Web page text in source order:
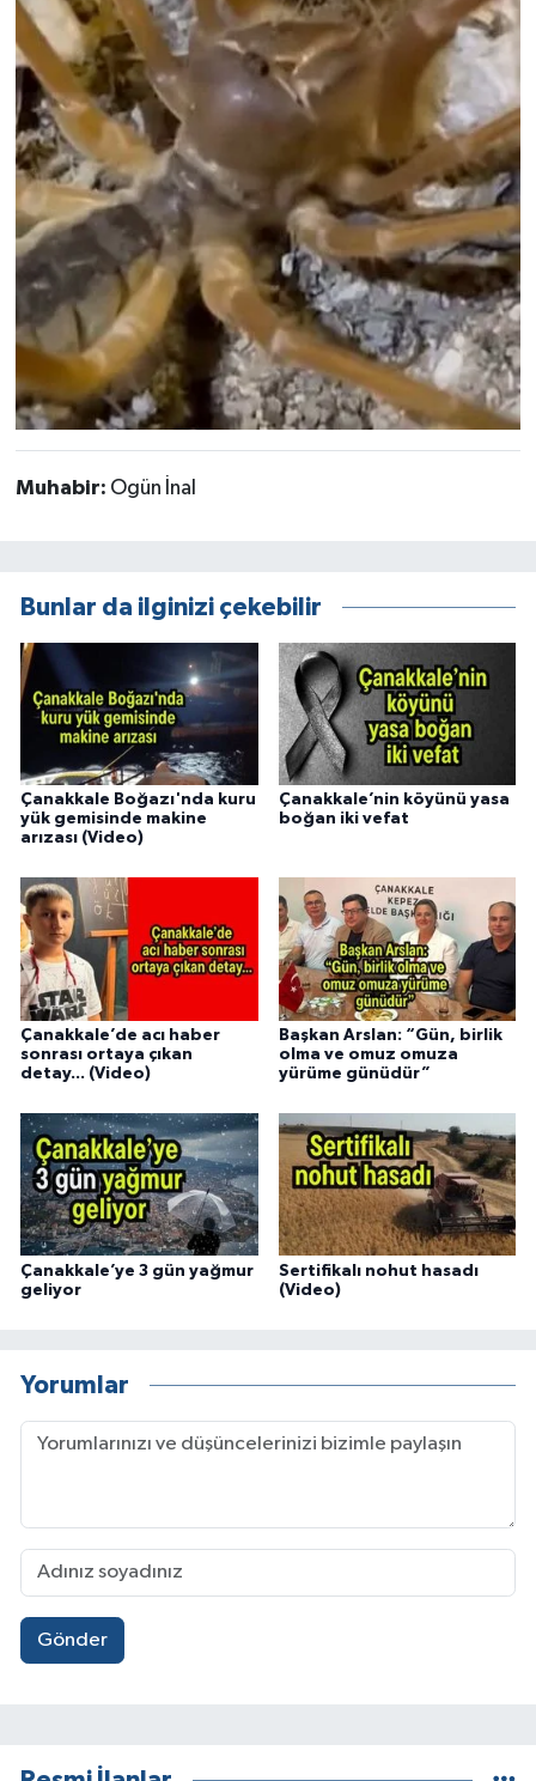
Muhabir: Ogün İnal
Bunlar da ilginizi çekebilir
Çanakkale Boğazı'nda kuru
yük gemisinde makine
arızası (Video)
Çanakkale’nin köyünü yasa
boğan iki vefat
Çanakkale’de acı haber
sonrası ortaya çıkan
detay... (Video)
Başkan Arslan: “Gün, birlik
olma ve omuz omuza
yürüme günüdür”
Çanakkale’ye 3 gün yağmur
geliyor
Sertifikalı nohut hasadı
(Video)
Yorumlar
Gönder